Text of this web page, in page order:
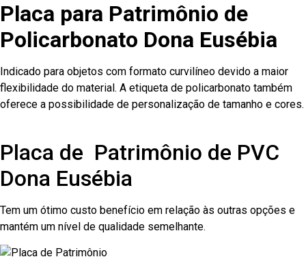
Placa para Patrimônio de
Policarbonato Dona Eusébia
Indicado para objetos com formato curvilíneo devido a maior
flexibilidade do material. A etiqueta de policarbonato também
oferece a possibilidade de personalização de tamanho e cores.
Placa de Patrimônio de PVC
Dona Eusébia
Tem um ótimo custo benefício em relação às outras opções e
mantém um nível de qualidade semelhante.